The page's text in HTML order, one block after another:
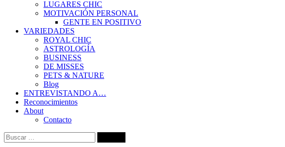
LUGARES CHIC
MOTIVACIÓN PERSONAL
GENTE EN POSITIVO
VARIEDADES
ROYAL CHIC
ASTROLOGÍA
BUSINESS
DE MISSES
PETS & NATURE
Blog
ENTREVISTANDO A…
Reconocimientos
About
Contacto
Buscar: